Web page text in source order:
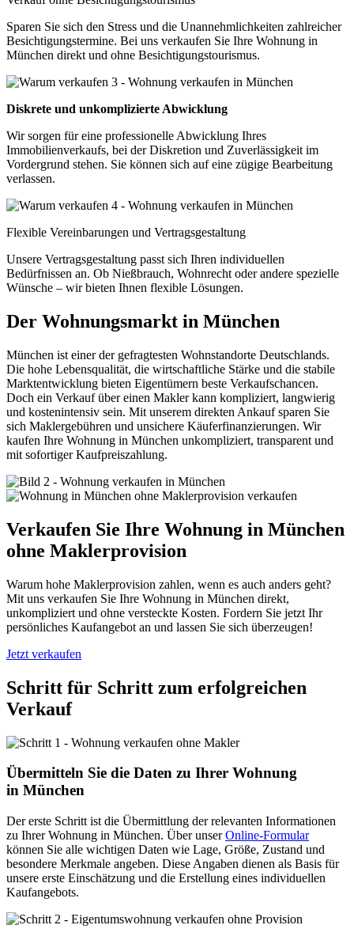
Sparen Sie sich den Stress und die Unannehmlichkeiten zahlreicher
Besichtigungstermine. Bei uns verkaufen Sie Ihre Wohnung in
München direkt und ohne Besichtigungstourismus.
Diskrete und unkomplizierte Abwicklung
Wir sorgen für eine professionelle Abwicklung Ihres
Immobilienverkaufs, bei der Diskretion und Zuverlässigkeit im
Vordergrund stehen. Sie können sich auf eine zügige Bearbeitung
verlassen.
Flexible Vereinbarungen und Vertragsgestaltung
Unsere Vertragsgestaltung passt sich Ihren individuellen
Bedürfnissen an. Ob Nießbrauch, Wohnrecht oder andere spezielle
Wünsche – wir bieten Ihnen flexible Lösungen.
Der Wohnungsmarkt in München
München ist einer der gefragtesten Wohnstandorte Deutschlands.
Die hohe Lebensqualität, die wirtschaftliche Stärke und die stabile
Marktentwicklung bieten Eigentümern beste Verkaufschancen.
Doch ein Verkauf über einen Makler kann kompliziert, langwierig
und kostenintensiv sein. Mit unserem direkten Ankauf sparen Sie
sich Maklergebühren und unsichere Käuferfinanzierungen. Wir
kaufen Ihre Wohnung in München unkompliziert, transparent und
mit sofortiger Kaufpreiszahlung.
Verkaufen Sie Ihre Wohnung in München
ohne Maklerprovision
Warum hohe Maklerprovision zahlen, wenn es auch anders geht?
Mit uns verkaufen Sie Ihre Wohnung in München direkt,
unkompliziert und ohne versteckte Kosten. Fordern Sie jetzt Ihr
persönliches Kaufangebot an und lassen Sie sich überzeugen!
Jetzt verkaufen
Schritt für Schritt zum erfolgreichen
Verkauf
Übermitteln Sie die Daten zu Ihrer Wohnung
in München
Der erste Schritt ist die Übermittlung der relevanten Informationen
zu Ihrer Wohnung in München. Über unserOnline-Formular
können Sie alle wichtigen Daten wie Lage, Größe, Zustand und
besondere Merkmale angeben. Diese Angaben dienen als Basis für
unsere erste Einschätzung und die Erstellung eines individuellen
Kaufangebots.